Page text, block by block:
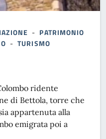
- PATRIMONIO
-TURISMO
ridente
di Bettola, torre che
appartenuta alla
emigrata poi a